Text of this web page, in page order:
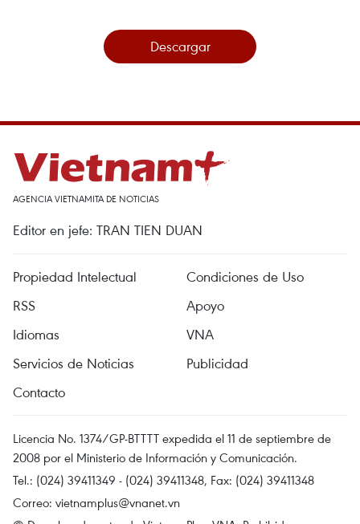
Descargar
AGENCIA VIETNAMITA DE NOTICIAS
Editor en jefe: TRAN TIEN DUAN
Propiedad Intelectual
Condiciones de Uso
RSS
Apoyo
Idiomas
VNA
Servicios de Noticias
Publicidad
Contacto
Licencia No. 1374/GP-BTTTT expedida el 11 de septiembre de
2008 por el Ministerio de Información y Comunicación.
Tel.: (024) 39411349 - (024) 39411348, Fax: (024) 39411348
Correo: vietnamplus@vnanet.vn